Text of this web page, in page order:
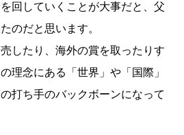
回していくことが大事だと、父
のだと思います。
したり、海外の賞を取ったりす
理念にある「世界」や「国際」
打ち手のバックボーンになって